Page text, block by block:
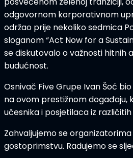
odgovornom korporativnom
održao prije nekoliko sedmica
sloganom “Act Now for a
se diskutovalo o važnosti hitnih
budućnost.
Osnivač Five Grupe Ivan Šoć
na ovom prestižnom događaju,
učesnika i posjetilaca iz
Zahvaljujemo se
gostoprimstvu. Radujemo se